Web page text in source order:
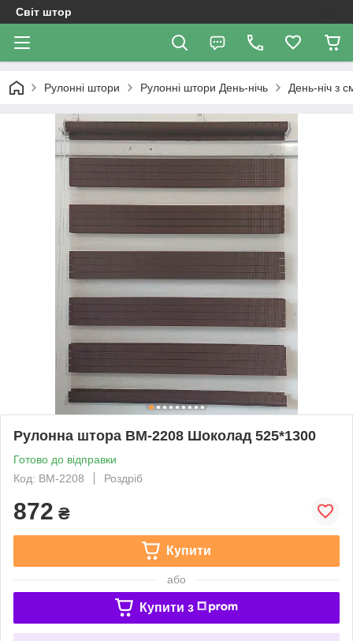
Світ штор
Рулонні штори Рулоннi штори День-нiчь День-ніч з
Рулонна штора ВМ-2208 Шоколад 525*1300
Готово до відправки
Код: ВМ-2208
Роздріб
872 ₴
Купити
або
Купити з